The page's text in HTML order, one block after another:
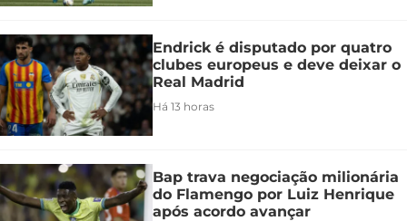
Endrick é disputado por quatro
clubes europeus e deve deixar o
Real Madrid
Há 13 horas
Bap trava negociação milionária
do Flamengo por Luiz Henrique
após acordo avançar